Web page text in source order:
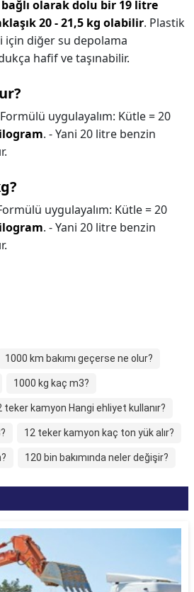
olarak dolu bir 19 litre
20 - 21,5 kg olabilir. Plastik
diğer su depolama
hafif ve taşınabilir.
uygulayalım: Kütle = 20
. - Yani 20 litre benzin
uygulayalım: Kütle = 20
. - Yani 20 litre benzin
1000 km bakımı geçerse ne olur?
1000 kg kaç m3?
teker kamyon Hangi ehliyet kullanır?
12 teker kamyon kaç ton yük alır?
120 bin bakımında neler değişir?